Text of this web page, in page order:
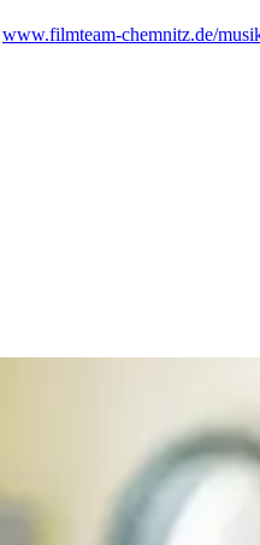
www.filmteam-chemnitz.de/